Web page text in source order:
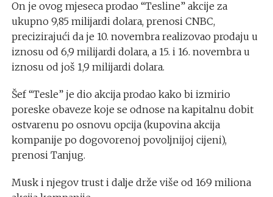
On je ovog mjeseca prodao “Tesline” akcije za
ukupno 9,85 milijardi dolara, prenosi CNBC,
precizirajući da je 10. novembra realizovao prodaju u
iznosu od 6,9 milijardi dolara, a 15. i 16. novembra u
iznosu od još 1,9 milijardi dolara.
Šef “Tesle” je dio akcija prodao kako bi izmirio
poreske obaveze koje se odnose na kapitalnu dobit
ostvarenu po osnovu opcija (kupovina akcija
kompanije po dogovorenoj povoljnijoj cijeni),
prenosi Tanjug.
Musk i njegov trust i dalje drže više od 169 miliona